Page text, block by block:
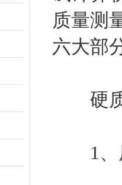
质量测
六大部
硬质
1、